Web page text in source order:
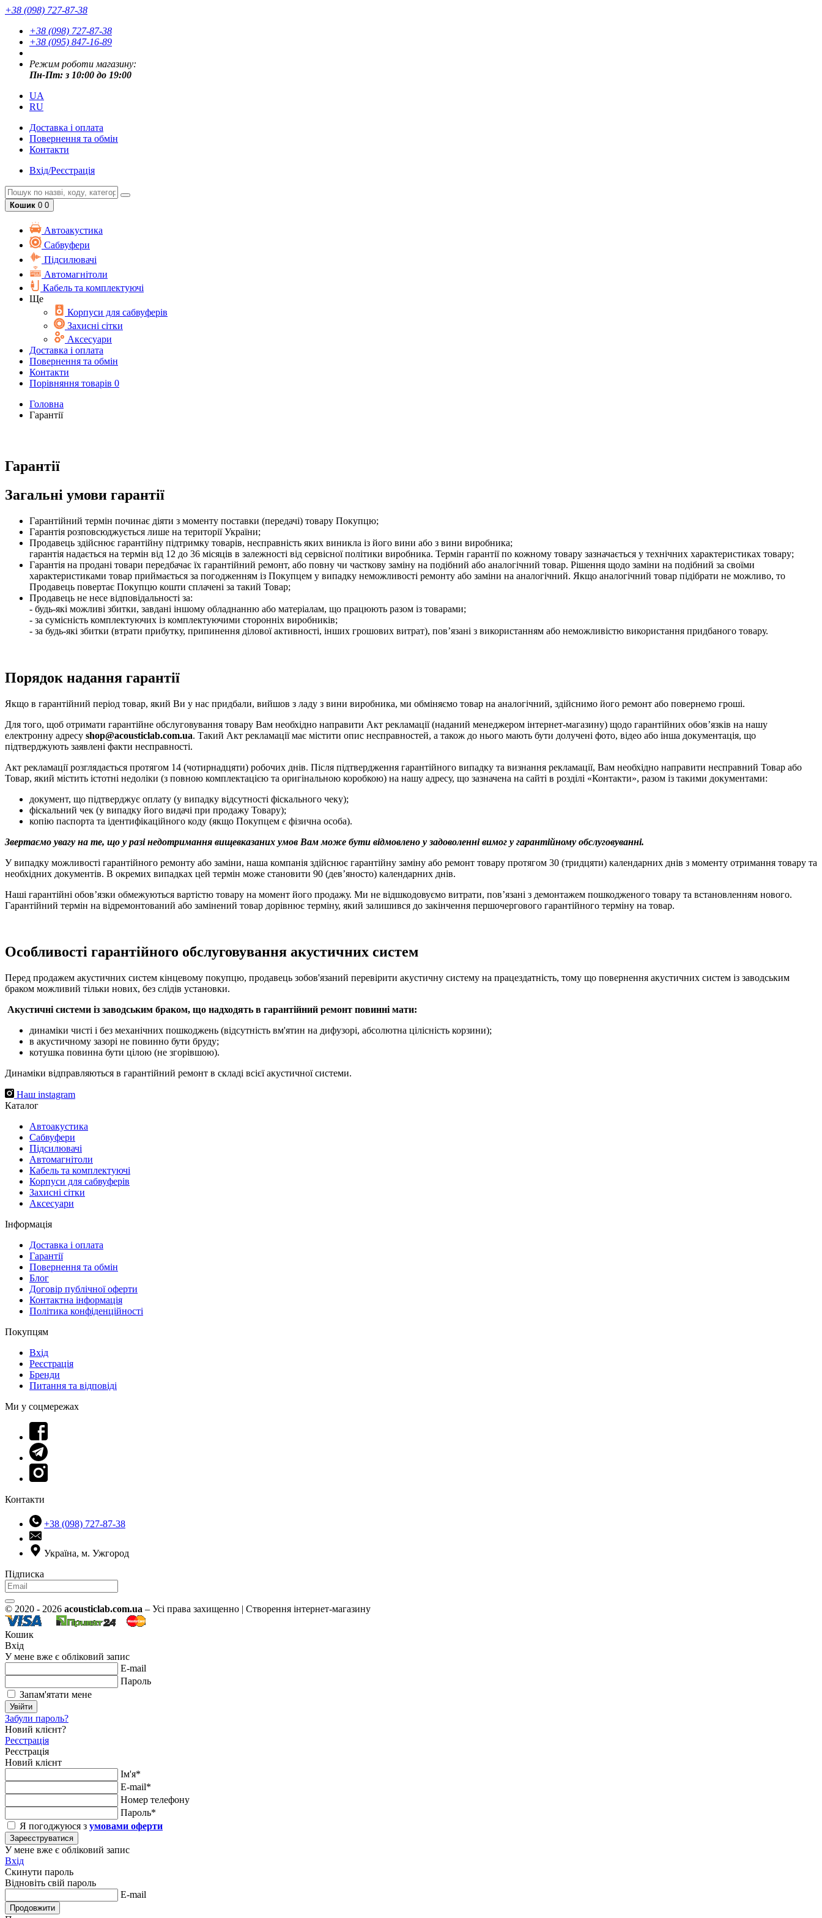
+38 (098) 727-87-38
+38 (098) 727-87-38
+38 (095) 847-16-89
Режим роботи магазину:
Пн-Пт: з 10:00 до 19:00
UA
RU
Доставка і оплата
Повернення та обмін
Контакти
Вхід/Реєстрація
Кошик 0 0
Автоакустика
Cабвуфери
Підсилювачі
Автомагнітоли
Кабель та комплектуючі
Ще
Корпуси для сабвуферів
Захисні сітки
Аксесуари
Доставка і оплата
Повернення та обмін
Контакти
Порівняння товарів 0
Головна
Гарантії
Гарантії
Загальні умови гарантії
Гарантійний термін починає діяти з моменту поставки (передачі) товару Покупцю;
Гарантія розповсюджується лише на території України;
Продавець здійснює гарантійну підтримку товарів, несправність яких виникла із його вини або з вини виробника;
гарантія надається на термін від 12 до 36 місяців в залежності від сервісної політики виробника. Термін гарантії по кожному товару зазначається у технічних характеристиках товару;
Гарантія на продані товари передбачає їх гарантійний ремонт, або повну чи часткову заміну на подібний або аналогічний товар. Рішення щодо заміни на подібний за своїми
характеристиками товар приймається за погодженням із Покупцем у випадку неможливості ремонту або заміни на аналогічний. Якщо аналогічний товар підібрати не можливо, то
Продавець повертає Покупцю кошти сплачені за такий Товар;
Продавець не несе відповідальності за:
- будь-які можливі збитки, завдані іншому обладнанню або матеріалам, що працюють разом із товарами;
- за сумісність комплектуючих із комплектуючими сторонніх виробників;
- за будь-які збитки (втрати прибутку, припинення ділової активності, інших грошових витрат), пов’язані з використанням або неможливістю використання придбаного товару.
Порядок надання гарантії
Якщо в гарантійний період товар, який Ви у нас придбали, вийшов з ладу з вини виробника, ми обміняємо товар на аналогічний, здійснимо його ремонт або повернемо гроші.
Для того, щоб отримати гарантійне обслуговування товару Вам необхідно направити Акт рекламації (наданий менеджером інтернет-магазину) щодо гарантійних обов’язків на нашу
електронну адресу shop@acousticlab.com.ua. Такий Акт рекламації має містити опис несправностей, а також до нього мають бути долучені фото, відео або інша документація, що
підтверджують заявлені факти несправності.
Акт рекламації розглядається протягом 14 (чотирнадцяти) робочих днів. Після підтвердження гарантійного випадку та визнання рекламації, Вам необхідно направити несправний Товар або
Товар, який містить істотні недоліки (з повною комплектацією та оригінальною коробкою) на нашу адресу, що зазначена на сайті в розділі «Контакти», разом із такими документами:
документ, що підтверджує оплату (у випадку відсутності фіскального чеку);
фіскальний чек (у випадку його видачі при продажу Товару);
копію паспорта та ідентифікаційного коду (якщо Покупцем є фізична особа).
Звертаємо увагу на те, що у разі недотримання вищевказаних умов Вам може бути відмовлено у задоволенні вимог у гарантійному обслуговуванні.
У випадку можливості гарантійного ремонту або заміни, наша компанія здійснює гарантійну заміну або ремонт товару протягом 30 (тридцяти) календарних днів з моменту отримання товару та
необхідних документів. В окремих випадках цей термін може становити 90 (дев’яносто) календарних днів.
Наші гарантійні обов’язки обмежуються вартістю товару на момент його продажу. Ми не відшкодовуємо витрати, пов’язані з демонтажем пошкодженого товару та встановленням нового.
Гарантійний термін на відремонтований або замінений товар дорівнює терміну, який залишився до закінчення першочергового гарантійного терміну на товар.
Особливості гарантійного обслуговування акустичних систем
Перед продажем акустичних систем кінцевому покупцю, продавець зобов'язаний перевірити акустичну систему на працездатність, тому що повернення акустичних систем із заводським
браком можливий тільки нових, без слідів установки.
Акустичні системи із заводським браком, що надходять в гарантійний ремонт повинні мати:
динаміки чисті і без механічних пошкоджень (відсутність вм'ятин на дифузорі, абсолютна цілісність корзини);
в акустичному зазорі не повинно бути бруду;
котушка повинна бути цілою (не згорівшою).
Динаміки відправляються в гарантійний ремонт в складі всієї акустичної системи.
Наш instagram
Каталог
Автоакустика
Cабвуфери
Підсилювачі
Автомагнітоли
Кабель та комплектуючі
Корпуси для сабвуферів
Захисні сітки
Аксесуари
Інформація
Доставка і оплата
Гарантії
Повернення та обмін
Блог
Договір публічної оферти
Контактна інформація
Політика конфіденційності
Покупцям
Вхід
Реєстрація
Бренди
Питання та відповіді
Ми у соцмережах
Контакти
+38 (098) 727-87-38
Україна, м. Ужгород
Підписка
© 2020 - 2026 acousticlab.com.ua – Усі права захищенно | Створення інтернет-магазину
Кошик
Вхід
У мене вже є обліковий запис
E-mail
Пароль
Запам'ятати мене
Увійти
Забули пароль?
Новий клієнт?
Реєстрація
Реєстрація
Новий клієнт
Ім'я*
E-mail*
Номер телефону
Пароль*
Я погоджуюся з умовами оферти
Зареєструватися
У мене вже є обліковий запис
Вхід
Скинути пароль
Відновіть свій пароль
E-mail
Продовжити